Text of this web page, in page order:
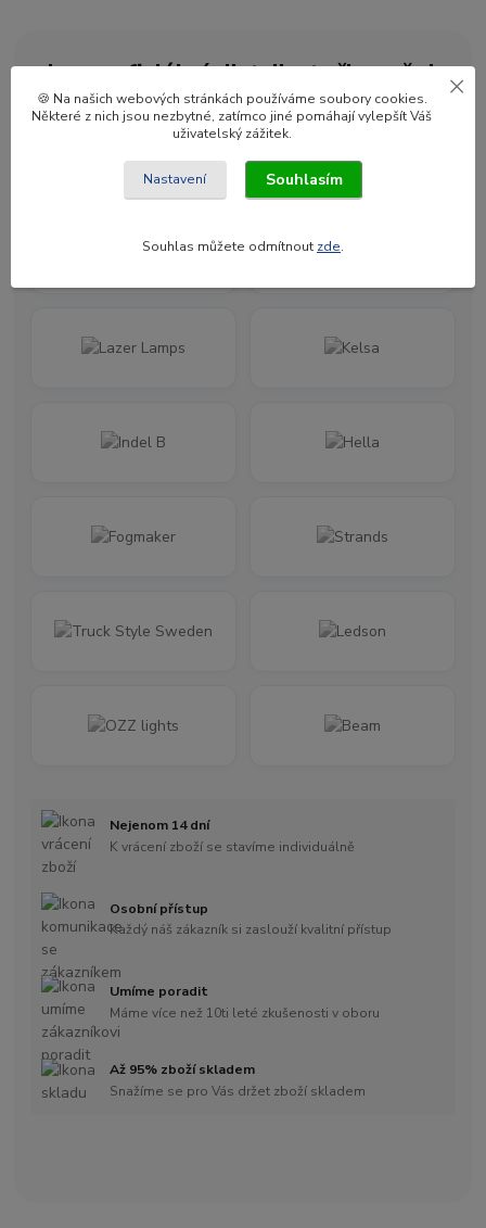
Jsme oficiální distributoři značek
Nejenom 14 dní
K vrácení zboží se stavíme individuálně
Osobní přístup
Každý náš zákazník si zaslouží kvalitní přístup
Umíme poradit
Máme více než 10ti leté zkušenosti v oboru
Až 95% zboží skladem
Snažíme se pro Vás držet zboží skladem
🍪 Na našich webových stránkách používáme soubory cookies.
Některé z nich jsou nezbytné, zatímco jiné pomáhají vylepšít Váš
uživatelský zážitek.
Nastavení Souhlasím
Souhlas můžete odmítnout zde.